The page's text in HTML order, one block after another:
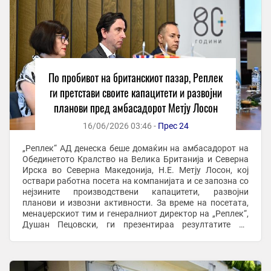
По пробивот на британскиот пазар, Реплек
ги претстави своите капацитети и развојни
планови пред амбасадорот Метју Лосон
16/06/2026 03:46 - Прес 24
„Реплек“ АД денеска беше домаќин на амбасадорот на
Обединетото Кралство на Велика Британија и Северна
Ирска во Северна Македонија, Н.Е. Метју Лосон, кој
оствари работна посета на компанијата и се запозна со
нејзините производствени капацитети, развојни
планови и извозни активности. За време на посетата,
менаџерскиот тим и генералниот директор на „Реплек“,
Душан Пецовски, ги презентираа резултатите од